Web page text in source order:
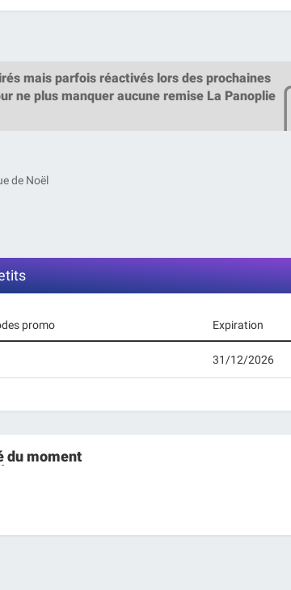
mais parfois réactivés lors des prochaines
ne plus manquer aucune remise La Panoplie
de Noël
promo Expiration
31/12/2026
du moment